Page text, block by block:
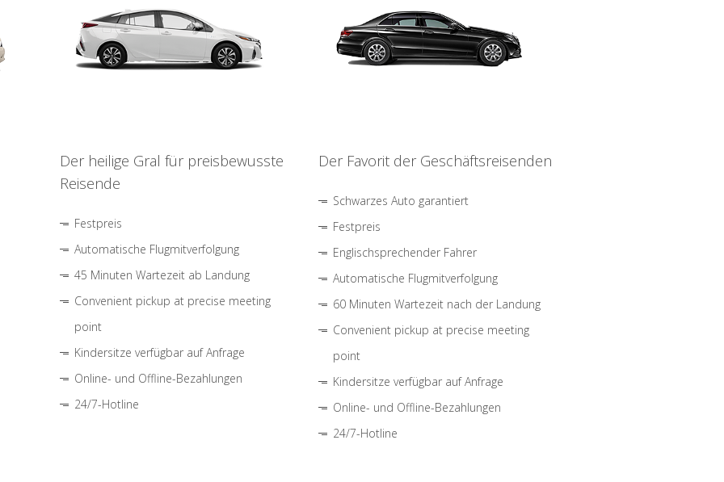
Der heilige Gral für preisbewusste
Reisende
Festpreis
Automatische Flugmitverfolgung
45 Minuten Wartezeit ab Landung
Convenient pickup at precise meeting
point
Kindersitze verfügbar auf Anfrage
Online- und Offline-Bezahlungen
24/7-Hotline
Der Favorit der Geschäftsreisenden
Schwarzes Auto garantiert
Festpreis
Englischsprechender Fahrer
Automatische Flugmitverfolgung
60 Minuten Wartezeit nach der Landung
Convenient pickup at precise meeting
point
Kindersitze verfügbar auf Anfrage
Online- und Offline-Bezahlungen
24/7-Hotline